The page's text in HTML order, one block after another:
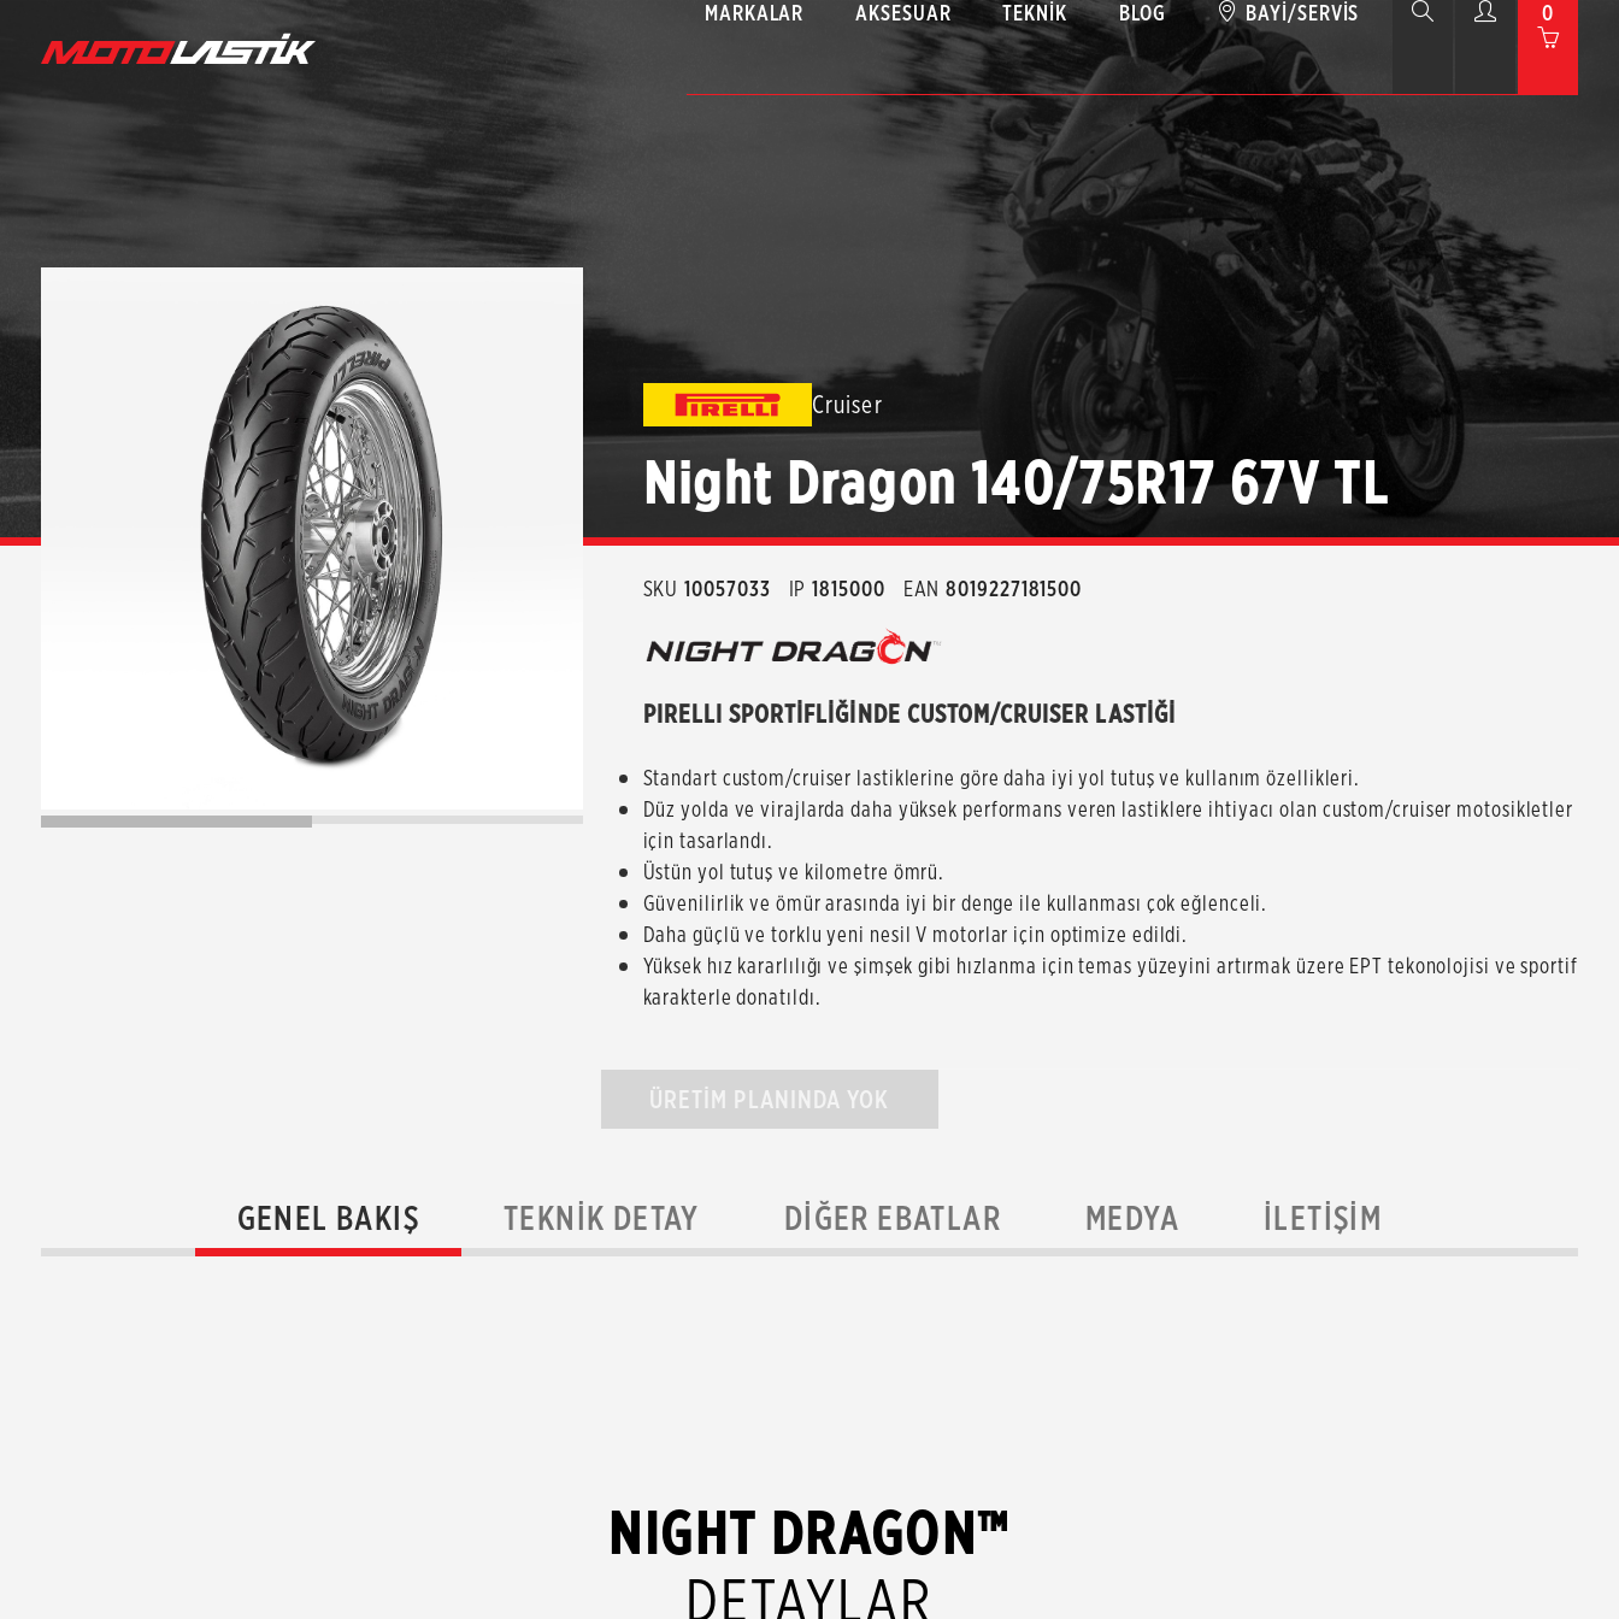
MARKALAR AKSESUAR TEKNIK BLOG BAYI/SERVIS 0
Cruiser
Night Dragon 140/75R17 67V TL
SKU 10057033 IP 1815000 EAN 8019227181500
PIRELLI SPORTİFLİĞİNDE CUSTOM/CRUISER LASTİĞİ
Standart custom/cruiser lastiklerine göre daha iyi yol tutuş ve kullanım özellikleri.
Düz yolda ve virajlarda daha yüksek performans veren lastiklere ihtiyacı olan custom/cruiser motosikletler
için tasarlandı.
Üstün yol tutuş ve kilometre ömrü.
Güvenilirlik ve ömür arasında iyi bir denge ile kullanması çok eğlenceli.
Daha güçlü ve torklu yeni nesil V motorlar için optimize edildi.
Yüksek hız kararlılığı ve şimşek gibi hızlanma için temas yüzeyini artırmak üzere EPT tekonolojisi ve sportif
karakterle donatıldı.
ÜRETİM PLANINDA YOK
GENEL BAKIŞ TEKNIK DETAY DIĞER EBATLAR MEDYA İLETIŞIM
NIGHT DRAGON™
DETAYLAR